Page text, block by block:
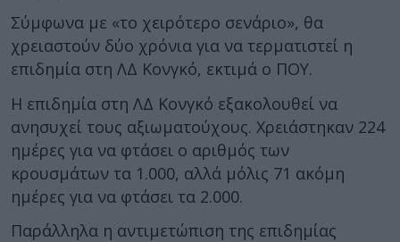
Σύμφωνα με «το χειρότερο σενάριο», θα
χρειαστούν δύο χρόνια για να τερματιστεί η
επιδημία στη ΛΔ Κονγκό, εκτιμά ο ΠΟΥ.
Η επιδημία στη ΛΔ Κονγκό εξακολουθεί να
ανησυχεί τους αξιωματούχους. Χρειάστηκαν 224
ημέρες για να φτάσει ο αριθμός των
κρουσμάτων τα 1.000, αλλά μόλις 71 ακόμη
ημέρες για να φτάσει τα 2.000.
Παράλληλα η αντιμετώπιση της επιδημίας